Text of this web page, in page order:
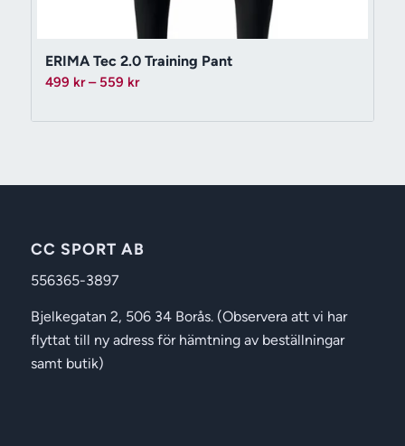
ERIMA Tec 2.0 Training Pant
499 kr – 559 krPrisintervall:
till
CC SPORT AB
556365-3897
Bjelkegatan 2, 506 34 Borås. (Observera att vi har
flyttat till ny adress för hämtning av beställningar
samt butik)